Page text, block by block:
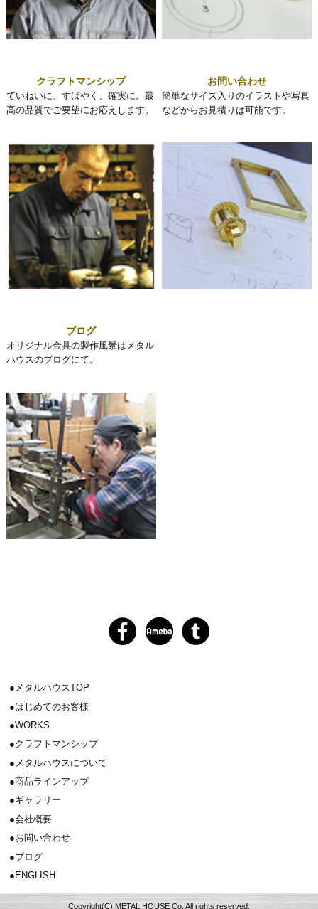
クラフトマンシップ
ていねいに、すばやく、確実に。最
高の品質でご要望にお応えします。
お問い合わせ
簡単なサイズ入りのイラストや写真
などからお見積りは可能です。
ブログ
オリジナル金具の製作風景はメタル
ハウスのブログにて。
メタルハウスTOP
はじめてのお客様
WORKS
クラフトマンシップ
メタルハウスについて
商品ラインアップ
ギャラリー
会社概要
お問い合わせ
ブログ
ENGLISH
Copyright(C) METAL HOUSE Co. All rights reserved.